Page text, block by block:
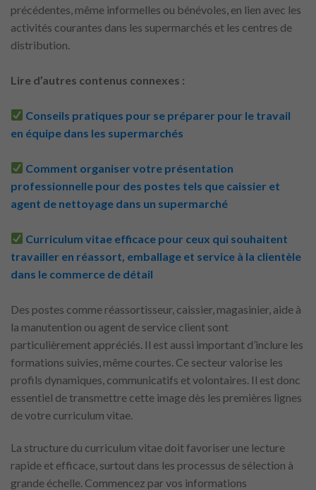
précédentes, même informelles ou bénévoles, en lien avec les
activités courantes dans les supermarchés et les centres de
distribution.
Lire d’autres contenus connexes :
Conseils pratiques pour se préparer pour le travail
en équipe dans les supermarchés
Comment organiser votre présentation
professionnelle pour des postes tels que caissier et
agent de nettoyage dans un supermarché
Curriculum vitae efficace pour ceux qui souhaitent
travailler en réassort, emballage et service à la clientèle
dans le commerce de détail
Des postes comme réassortisseur, caissier, magasinier, aide à
la manutention ou agent de service client sont
particulièrement appréciés. Il est aussi important d’inclure les
formations suivies, même courtes. Ce secteur valorise les
profils dynamiques, communicatifs et volontaires. Il est donc
essentiel de transmettre cette image dès les premières lignes
de votre curriculum vitae.
La structure du curriculum vitae doit favoriser une lecture
rapide et efficace, surtout dans les processus de sélection à
grande échelle. Commencez par vos informations